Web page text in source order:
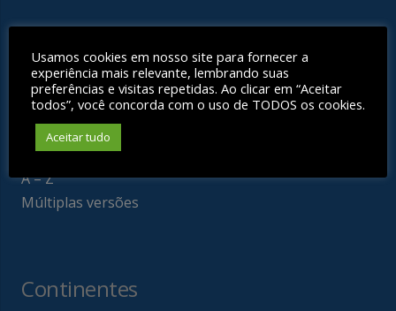
Menu
Bíblia Mundi – Explore a Bíblia em diversas versões e
idiomas
Publicações
Fale Conosco
A – Z
Múltiplas versões
Continentes
Usamos cookies em nosso site para fornecer a
experiência mais relevante, lembrando suas
preferências e visitas repetidas. Ao clicar em “Aceitar
todos”, você concorda com o uso de TODOS os cookies.
Aceitar tudo